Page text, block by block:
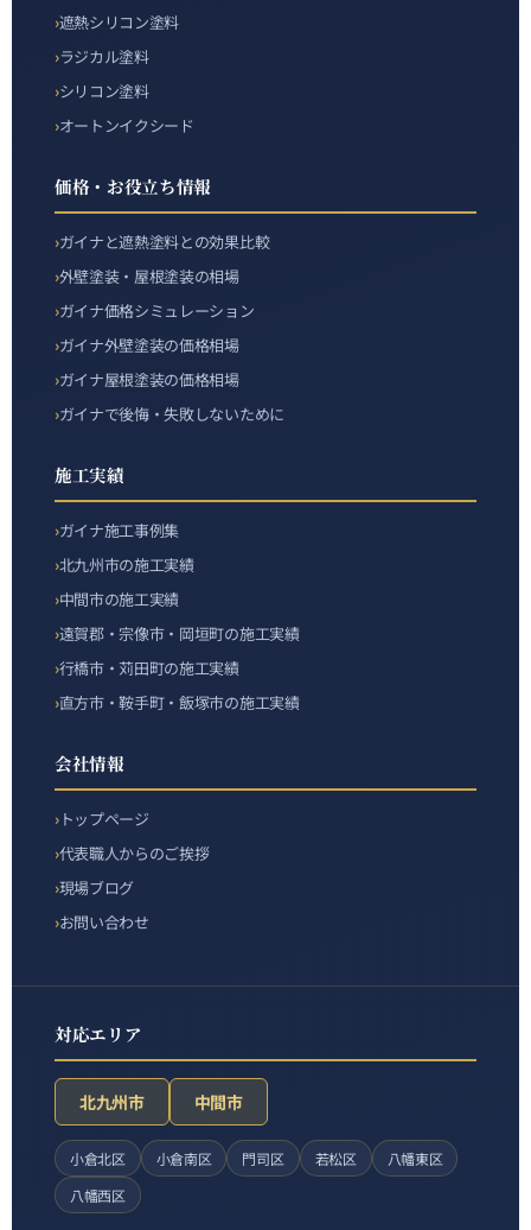
遮熱シリコン塗料
ラジカル塗料
シリコン塗料
オートンイクシード
価格・お役立ち情報
ガイナと遮熱塗料との効果比較
外壁塗装・屋根塗装の相場
ガイナ価格シミュレーション
ガイナ外壁塗装の価格相場
ガイナ屋根塗装の価格相場
ガイナで後悔・失敗しないために
施工実績
ガイナ施工事例集
北九州市の施工実績
中間市の施工実績
遠賀郡・宗像市・岡垣町の施工実績
行橋市・苅田町の施工実績
直方市・鞍手町・飯塚市の施工実績
会社情報
トップページ
代表職人からのご挨拶
現場ブログ
お問い合わせ
対応エリア
北九州市 中間市
小倉北区 小倉南区 門司区 若松区
八幡東区
八幡西区